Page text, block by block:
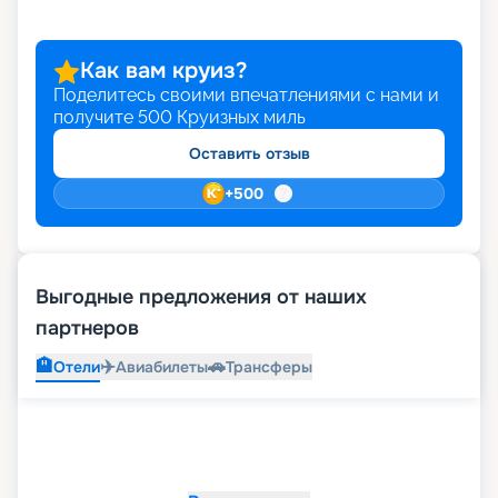
бронирования вы можете сделать свой отпуск
еще более ярким и выгодным. Выбирайте и
оформляйте путевку своей мечты онлайн на
нашем сайте.
Как вам круиз?
Поделитесь своими впечатлениями с нами и
получите 500 Круизных миль
Оставить отзыв
+500
Выгодные предложения от наших
партнеров
🏨Отели✈️Авиабилеты🚗Трансферы